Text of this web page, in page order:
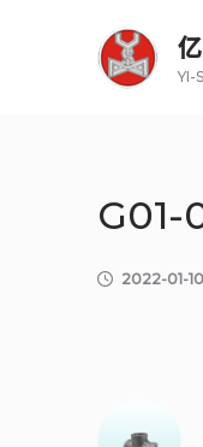
YI-
G01-
2022-01-10